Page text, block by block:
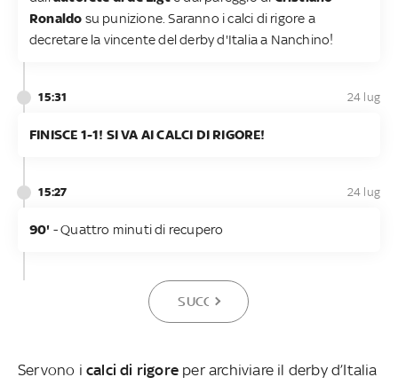
Ronaldo su punizione. Saranno i calci di rigore a
decretare la vincente del derby d'Italia a Nanchino!
15:31 24 lug
​FINISCE 1-1! SI VA AI CALCI DI RIGORE!
15:27 24 lug
90' - Quattro minuti di recupero
SUCCESSIVA
Servono i calci di rigore per archiviare il derby d’Italia